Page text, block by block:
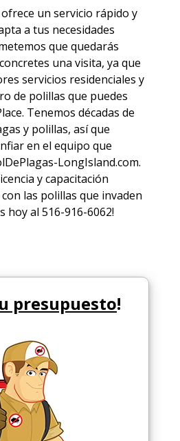
un servicio rápido y
a tus necesidades
que quedarás
una visita, ya que
servicios residenciales y
de polillas que puedes
Tenemos décadas de
y polillas, así que
en el equipo que
LongIsland.com.
y capacitación
las polillas que invaden
hoy al 516-916-6062!
presupuesto!